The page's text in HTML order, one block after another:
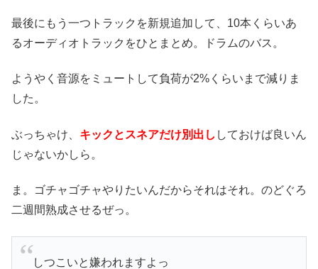
最後にもう一つトラックを新規追加して、10本くらいあ
るオーディオトラックをひとまとめ。ドラムのバス。
ようやく音源をミュートして負荷が2%くらいまで減りま
した。
ぶっちゃけ、 キックとスネアだけ別出し しておけば良いん
じゃないかしら。
ま。ゴチャゴチャやりたいんだからそれはそれ。のどぐろ
二週間熟成させるぜっ。
しつこいと嫌われますよっ